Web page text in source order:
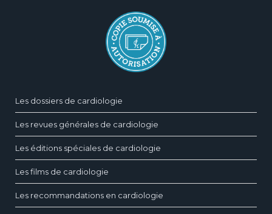
Les dossiers de cardiologie
Les revues générales de cardiologie
Les éditions spéciales de cardiologie
Les films de cardiologie
Les recommandations en cardiologie